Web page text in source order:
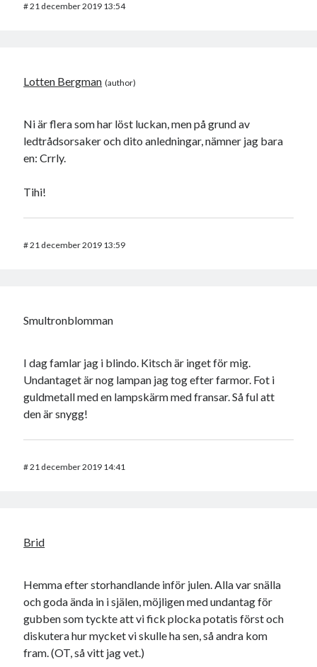
#21 december 2019 13:54
Lotten Bergman
Ni är flera som har löst luckan, men på grund av
ledtrådsorsaker och dito anledningar, nämner jag bara
en: Crrly.
Tihi!
#21 december 2019 13:59
Smultronblomman
I dag famlar jag i blindo. Kitsch är inget för mig.
Undantaget är nog lampan jag tog efter farmor. Fot i
guldmetall med en lampskärm med fransar. Så ful att
den är snygg!
#21 december 2019 14:41
Brid
Hemma efter storhandlande inför julen. Alla var snälla
och goda ända in i själen, möjligen med undantag för
gubben som tyckte att vi fick plocka potatis först och
diskutera hur mycket vi skulle ha sen, så andra kom
fram. (OT, så vitt jag vet.)